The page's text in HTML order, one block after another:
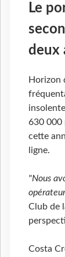
Le
deux
Horizon
630 000
cette
ligne.
"Nous
Club de
Costa